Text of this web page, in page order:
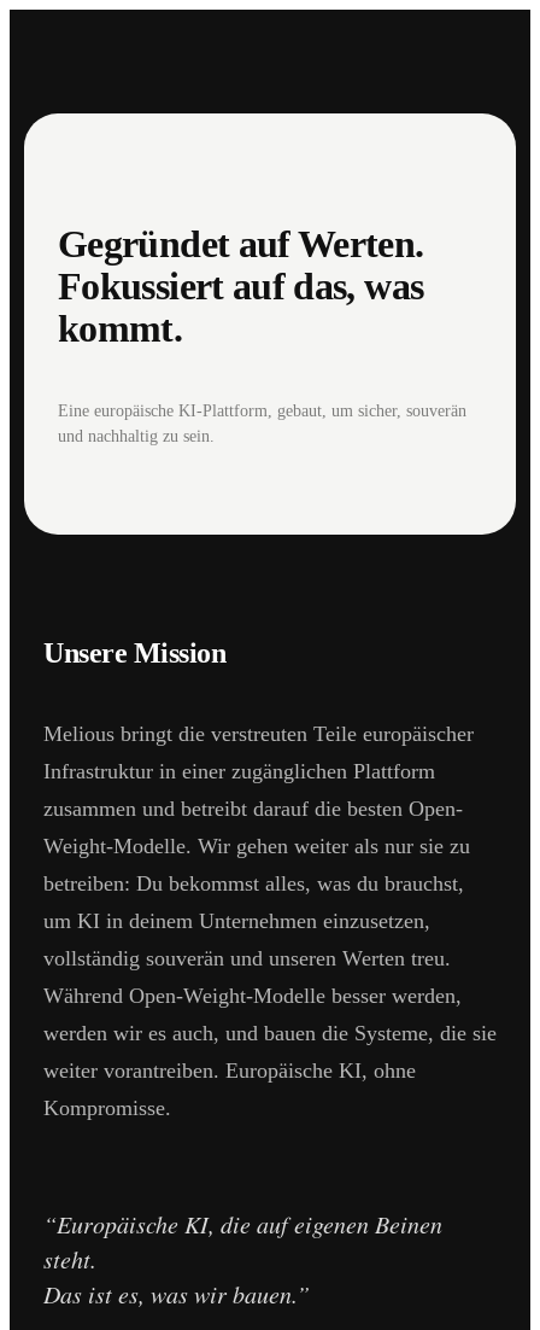
English Deutsch
Gegründet auf Werten.
Fokussiert auf das, was
kommt.
Eine europäische KI-Plattform, gebaut, um sicher, souverän
und nachhaltig zu sein.
Unsere Mission
Melious bringt die verstreuten Teile europäischer
Infrastruktur in einer zugänglichen Plattform
zusammen und betreibt darauf die besten Open-
Weight-Modelle. Wir gehen weiter als nur sie zu
betreiben: Du bekommst alles, was du brauchst,
um KI in deinem Unternehmen einzusetzen,
vollständig souverän und unseren Werten treu.
Während Open-Weight-Modelle besser werden,
werden wir es auch, und bauen die Systeme, die sie
weiter vorantreiben. Europäische KI, ohne
Kompromisse.
Europäische KI, die auf eigenen Beinen
steht.
Das ist es, was wir bauen.